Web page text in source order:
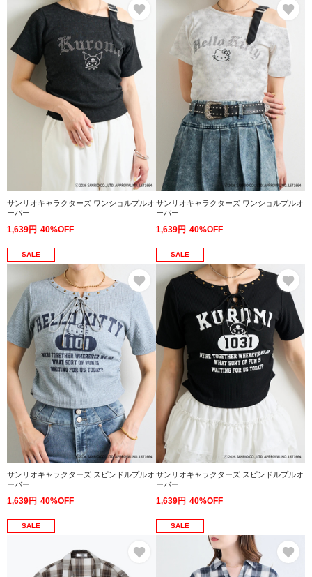
サンリオキャラクターズ ワンショルプルオ
ーバー
1,639円 40%OFF
サンリオキャラクターズ ワンショルプルオ
ーバー
1,639円 40%OFF
SALE
お気に入り
サンリオキャラクターズ スピンドルプルオ
ーバー
1,639円 40%OFF
SALE
サンリオキャラクターズ スピンドルプルオ
ーバー
1,639円 40%OFF
SALE SALE